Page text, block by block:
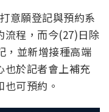
意願登記與預約系
流程，而今(27)日除
，並新增接種高端
也於記者會上補充
可預約。